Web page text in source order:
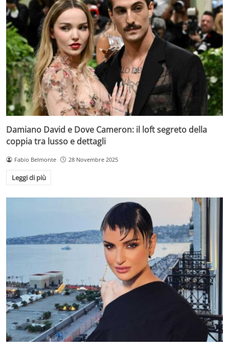
Damiano David e Dove Cameron: il loft segreto della
coppia tra lusso e dettagli
Fabio Belmonte 28 Novembre 2025
Leggi di più